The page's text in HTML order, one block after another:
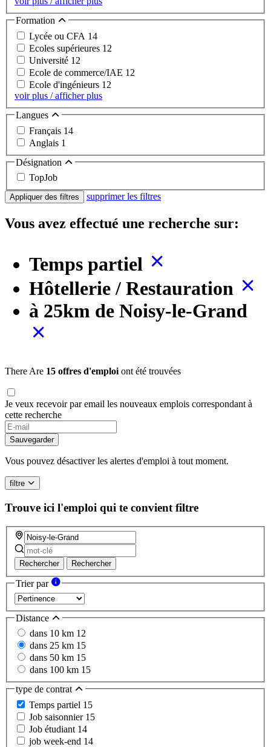
Formation
Lycée ou CFA 14
Ecoles supérieures 12
Université 12
Ecole de commerce/IAE 12
Ecole d'ingénieurs 12
voir plus / afficher plus
Langues
Français 14
Anglais 1
Désignation
TopJob
Appliquer des filtres supprimer les filtres
Vous avez effectué une recherche sur:
Temps partiel
Hôtellerie / Restauration
à 25km de Noisy-le-Grand
There Are 15 offres d'emploi ont été trouvées
Je veux recevoir par email les nouveaux emplois correspondant à
cette recherche
Sauvegarder
Vous pouvez désactiver les alertes d'emploi à tout moment.
filtre
Trouve ici l'emploi qui te convient filtre
Rechercher Rechercher
Trier par
Distance
dans 10 km 12
dans 25 km 15
dans 50 km 15
dans 100 km 15
type de contrat
Temps partiel 15
Job saisonnier 15
Job étudiant 14
job week-end 14